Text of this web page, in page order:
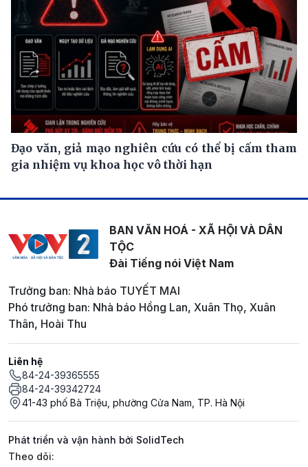
Đạo văn, giả mạo nghiên cứu có thể bị cấm tham
gia nhiệm vụ khoa học vô thời hạn
BAN VĂN HOÁ - XÃ HỘI VÀ DÂN
TỘC
Đài Tiếng nói Việt Nam
Trưởng ban: Nhà báo TUYẾT MAI
Phó trưởng ban: Nhà báo Hồng Lan, Xuân Thọ, Xuân
Thân, Hoài Thu
Liên hệ
84-24-39365555
84-24-39342724
41-43 phố Bà Triệu, phường Cửa Nam, TP. Hà Nội
Phát triển và vận hành bởi SolidTech
Mạng xã hội
Theo dõi: